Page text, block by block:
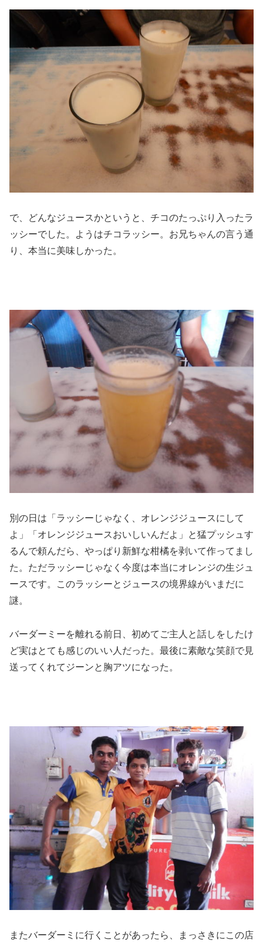
で、どんなジュースかというと、チコのたっぷり入ったラ
ッシーでした。ようはチコラッシー。お兄ちゃんの言う通
り、本当に美味しかった。
別の日は「ラッシーじゃなく、オレンジジュースにして
よ」「オレンジジュースおいしいんだよ」と猛プッシュす
るんで頼んだら、やっぱり新鮮な柑橘を剥いて作ってまし
た。ただラッシーじゃなく今度は本当にオレンジの生ジュ
ースです。このラッシーとジュースの境界線がいまだに
謎。
バーダーミーを離れる前日、初めてご主人と話しをしたけ
ど実はとても感じのいい人だった。最後に素敵な笑顔で見
送ってくれてジーンと胸アツになった。
またバーダーミに行くことがあったら、まっさきにこの店